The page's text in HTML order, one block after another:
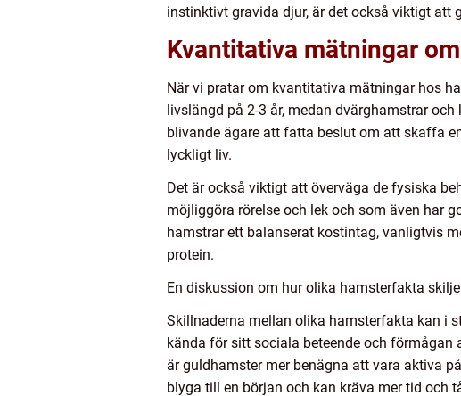
instinktivt gravida djur, är det också viktigt att
Kvantitativa mätningar
När vi pratar om kvantitativa mätningar hos
livslängd på 2-3 år, medan dvärghamstrar
blivande ägare att fatta beslut om att skaffa
lyckligt liv.
Det är också viktigt att överväga de fysiska
möjliggöra rörelse och lek och som även har
hamstrar ett balanserat kostintag, vanligtvis
protein.
En diskussion om hur olika hamsterfakta
Skillnaderna mellan olika hamsterfakta kan i
kända för sitt sociala beteende och
är guldhamster mer benägna att vara aktiva
blyga till en början och kan kräva mer tid och